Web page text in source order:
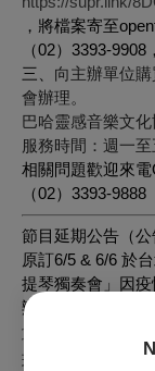
，將檔案寄至
（02）3393-
三、 向主辦單位
會辦理。
巴哈靈感音樂文
服務時間：週一
相關問題歡迎來
（02）3393-9888
節目延期公告（公
原訂6/5 & 6/6 於
提琴獨奏會」因
辦，將另行公告延
璀璨系列—陳鋭小